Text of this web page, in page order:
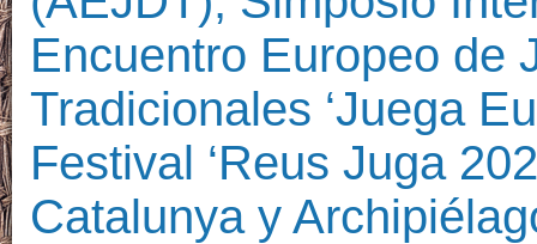
Encuentro Europeo de
Tradicionales ‘Juega
Festival ‘Reus Juga
Catalunya y